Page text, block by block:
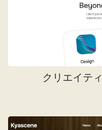
クリエイテ